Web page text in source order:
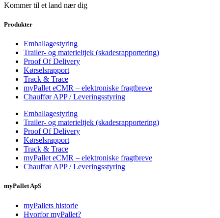
Kommer til et land nær dig
Produkter
Emballagestyring
Trailer- og materieltjek (skadesrapportering)
Proof Of Delivery
Kørselsrapport
Track & Trace
myPallet eCMR – elektroniske fragtbreve
Chauffør APP / Leveringsstyring
Emballagestyring
Trailer- og materieltjek (skadesrapportering)
Proof Of Delivery
Kørselsrapport
Track & Trace
myPallet eCMR – elektroniske fragtbreve
Chauffør APP / Leveringsstyring
myPallet ApS
myPallets historie
Hvorfor myPallet?